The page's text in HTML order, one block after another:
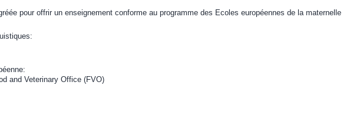
pour offrir un enseignement conforme au programme des Ecoles européennes de la
and Veterinary Office (FVO)​